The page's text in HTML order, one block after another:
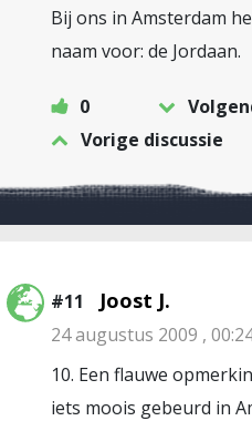
Bij ons in Amsterdam
naam voor: de Jordaan.
0
Vorige discussie
#11 Joost J.
24 augustus 2009 ,
10. Een flauwe
iets moois gebeurd in